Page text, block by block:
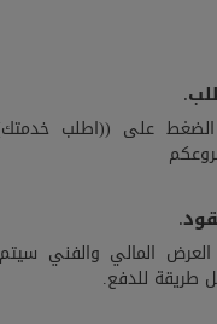
على ((اطلب
المالي والفني
طريقة للدفع.